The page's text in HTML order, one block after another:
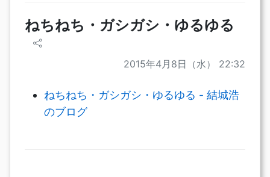
ねちねち・ガシガシ・ゆるゆる
2015年4月8日（水） 22:32
ねちねち・ガシガシ・ゆるゆる - 結城浩
のブログ